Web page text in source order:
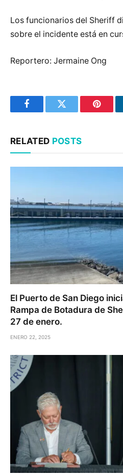
Los funcionarios del Sheriff
sobre el incidente está en
Reportero: Jermaine Ong
FacebookTwitter
RELATED POSTS
El Puerto de San Diego
Rampa de Botadura de
27 de enero.
ENERO 22, 2025